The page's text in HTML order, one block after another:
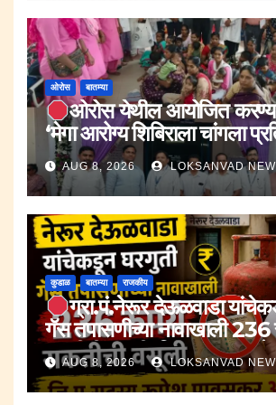
ओरोस बातम्या
ओरोस येथील आयोजित
‘मेगा आरोग्य शिबिराला चांगला
AUG 8, 2026 LOKSANVAD
कुडाळ बातम्या राजकीय
ग्रा.पं.नेरूर देऊळवाडा
गॅस तपासणीच्या नावाखाली
सक्तीची वसुली.;जि.प.सदस्य
आक्रमक.
AUG 8, 2026 LOKSANVAD